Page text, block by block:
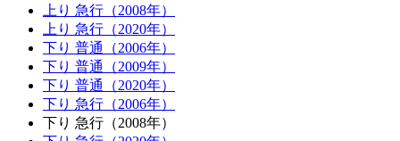
上り 急行（2008年）
上り 急行（2020年）
下り 普通（2006年）
下り 普通（2009年）
下り 普通（2020年）
下り 急行（2006年）
下り 急行（2008年）